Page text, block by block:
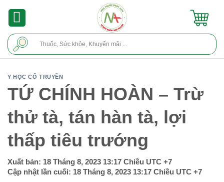
Y HỌC CỔ TRUYỀN
TỨ CHÍNH HOÀN – Trừ
thử tà, tán hàn tà, lợi
thấp tiêu trướng
Xuất bản: 18 Tháng 8, 2023 13:17 Chiều UTC +7
Cập nhật lần cuối: 18 Tháng 8, 2023 13:17 Chiều UTC +7